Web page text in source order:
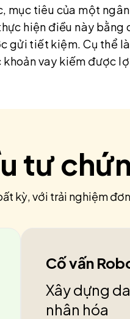
mục tiêu của một
hiện điều này bằng
gửi tiết kiệm. Cụ thể
vay kiếm được
tư
kỳ, với trải nghiệm
Cố vấn
Xây dựng
nhân hóa